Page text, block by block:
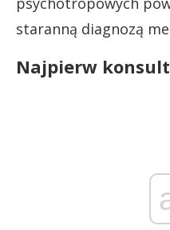
staranną diagnozą
Najpierw